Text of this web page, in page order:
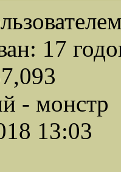
17
- монстр
13:03